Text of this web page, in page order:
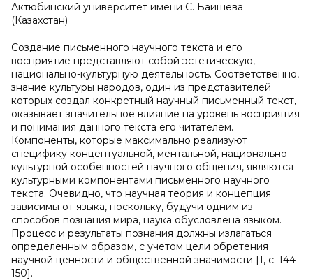
Актюбинский университет имени С. Баишева
(Казахстан)
Создание письменного научного текста и его
восприятие представляют собой эстетическую,
национально-культурную деятельность. Соответственно,
знание культуры народов, один из представителей
которых создал конкретный научный письменный текст,
оказывает значительное влияние на уровень восприятия
и понимания данного текста его читателем.
Компоненты, которые максимально реализуют
специфику концептуальной, ментальной, национально-
культурной особенностей научного общения, являются
культурными компонентами письменного научного
текста. Очевидно, что научная теория и концепция
зависимы от языка, поскольку, будучи одним из
способов познания мира, наука обусловлена языком.
Процесс и результаты познания должны излагаться
определенным образом, с учетом цели обретения
научной ценности и общественной значимости [1, с. 144–
150].